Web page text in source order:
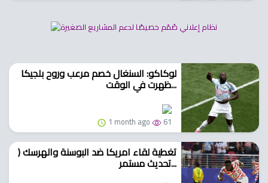
لوكاكو: السنغال خصم مرعب وروح بلجيكا
ظهرت في الوقت...
1 month ago 61
تغطية لقاء امريكا ضد البوسنة والهرسك (
تحديث مستمر...